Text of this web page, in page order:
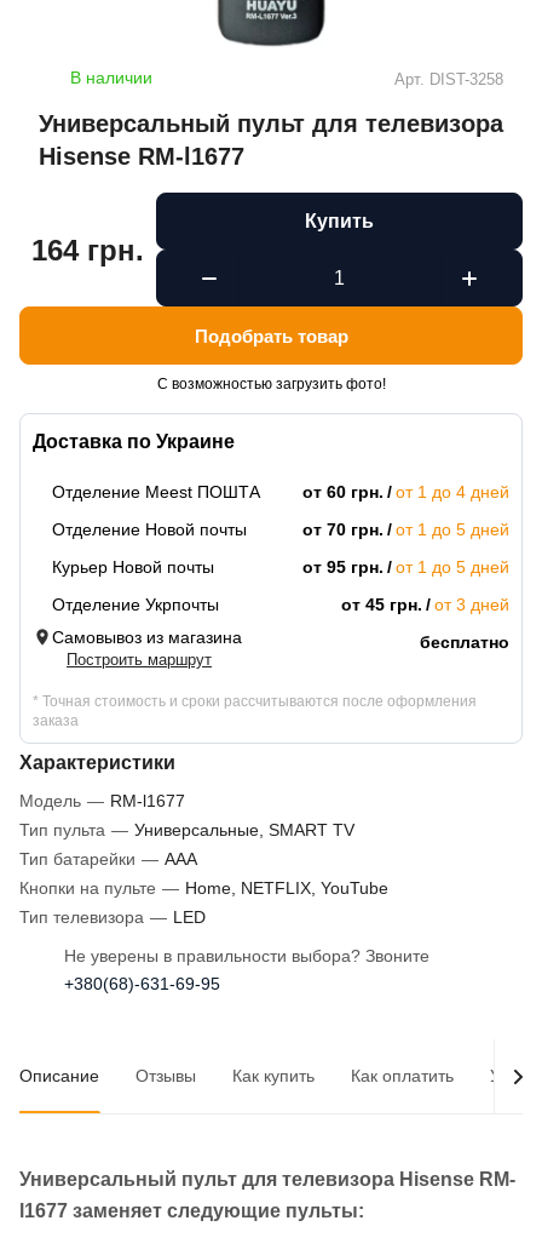
В наличии Арт. DIST-3258
Универсальный пульт для телевизора
Hisense RM-l1677
Доставка по Украине
Отделение Meest ПОШТА от 60 грн.
от 1 до 4 дней
Отделение Новой почты
от 70 грн.
от 1 до 5 дней
Курьер Новой почты
от 95 грн.
от 1 до 5 дней
Отделение Укрпочты
от 45 грн.
от 3 дней
Самовывоз из магазина
Построить маршрут
бесплатно
* Точная стоимость и сроки рассчитываются после оформления
заказа
Характеристики
Модель — RM-l1677
Тип пульта — Универсальные, SMART TV
Тип батарейки — AAA
Кнопки на пульте — Home, NETFLIX, YouTube
Тип телевизора — LED
164 грн.
Купить
Подобрать товар
С возможностью загрузить фото!
Не уверены в правильности выбора? Звоните
+380(68)-631-69-95
Описание Отзывы Как купить Как оплатить
Универсальный пульт для телевизора Hisense RM-
l1677 заменяет следующие пульты: